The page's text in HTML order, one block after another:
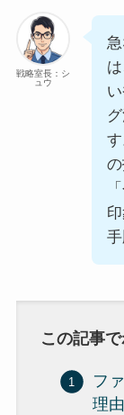
戦略室長：シ
ュウ
この記事
フ
理